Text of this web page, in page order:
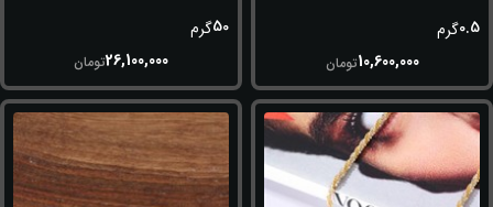
0.5گرم
10,600,000تومان
50گرم
26,100,000تومان